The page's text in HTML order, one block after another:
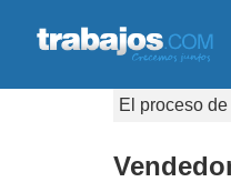
El proceso